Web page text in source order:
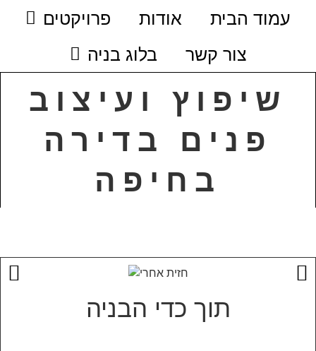
עמוד הבית אודות
פרויקטים
צור קשר
בלוג בניה
שיפוץ ועיצוב
פנים בדירה
בחיפה
תוך כדי הבניה